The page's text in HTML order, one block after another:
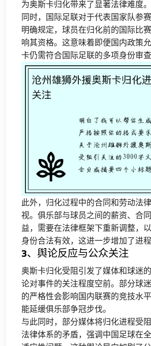
为奥斯卡归化带来了显著法律难度。
同时，国际足联对于代表国家队参
明确规定，球员在归化前的国际比
响其资格。这意味着即便国内政策
卡仍需符合国际足联的多项身份审查
此外，归化过程中的合同和劳动法
视。俱乐部与球员之间的薪资、合
益，需要在法律框架下重新调整，
身份合法有效，这进一步增加了进程
3、舆论反应与公众关注
奥斯卡归化受阻引发了媒体和球迷
论对事件的关注程度空前。部分球
的严格性会影响国内联赛的竞技水
能延缓俱乐部争冠步伐。
与此同时，部分媒体将归化进程受
法律体系的矛盾，强调中国足球在